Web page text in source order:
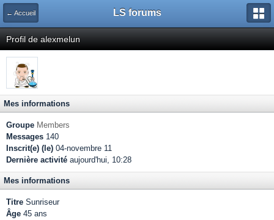
← Accueil LS forums
Profil de alexmelun
Mes informations
Groupe Members
Messages 140
Inscrit(e) (le) 04-novembre 11
Dernière activité aujourd'hui, 10:28
Mes informations
Titre Sunriseur
Âge 45 ans